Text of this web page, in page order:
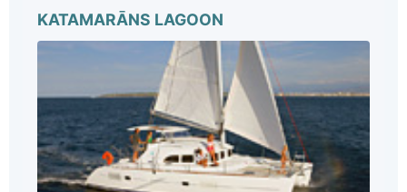
KATAMARĀNS LAGOON